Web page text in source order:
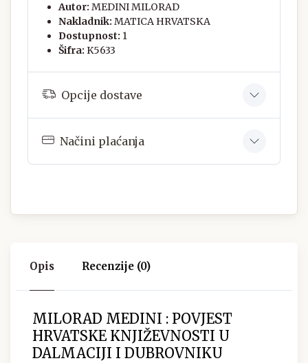
Autor: MEDINI MILORAD
Nakladnik: MATICA HRVATSKA
Dostupnost: 1
Šifra: K5633
Opcije dostave
Načini plaćanja
Opis Recenzije (0)
MILORAD MEDINI : POVJEST
HRVATSKE KNJIŽEVNOSTI U
DALMACIJI I DUBROVNIKU